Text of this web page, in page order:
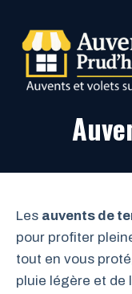
contenu
Les auvents de
pour profiter
tout en vous
pluie légère et de